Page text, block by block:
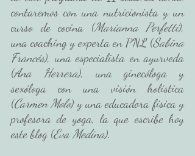
contaremos con una nutricionista y un
curso de cocina (Marianna Perfetti),
una coaching y experta en PNL (Sabina
Francés), una especialista en ayurveda
(Ana Herrera), una ginecóloga y
sexóloga con una visión holística
(Carmen Molo) y una educadora física y
profesora de yoga, la que escribe hoy
este blog (Eva Medina).